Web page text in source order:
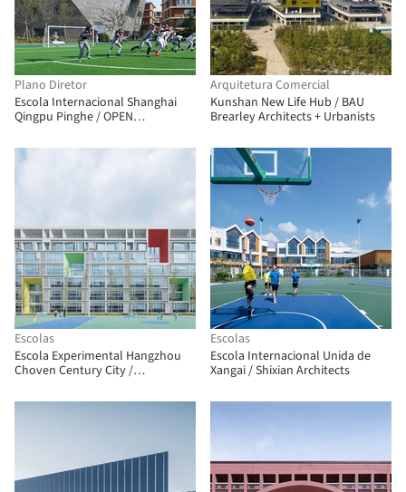
Plano Diretor
Escola Internacional Shanghai
Qingpu Pinghe / OPEN
Arquitetura Comercial
Kunshan New Life Hub / BAU
Brearley Architects + Urbanists
Escolas
Escola Experimental Hangzhou
Choven Century City /
Escolas
Escola Internacional Unida de
Xangai / Shixian Architects